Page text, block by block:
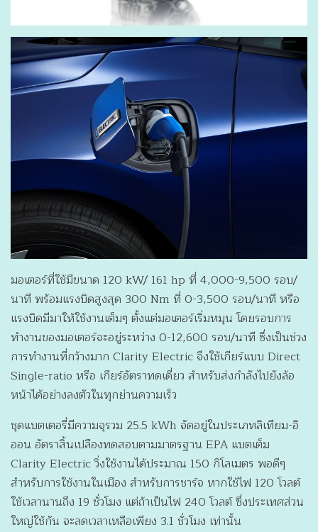
มอเตอร์ที่ใช้มีขนาด 120 kW/ 161 hp ที่ 4,000-9,500 รอบ/
นาที พร้อมแรงบิดสูงสุด 300 Nm ที่ 0-3,500 รอบ/นาที หรือ
แรงบิดมีมาให้ใช้งานเต็มๆ ตั้งแต่มอเตอร์เริ่มหมุน โดยรอบการ
ทำงานของมอเตอร์จะอยู่ระหว่าง 0-12,600 รอบ/นาที ซึ่งเป็นช่วง
การทำงานที่กว้างมาก Clarity Electric จึงใช้เกียร์แบบ Direct
Single-ratio หรือ เกียร์อัตราทดเดี่ยว สำหรับส่งกำลังไปยังล้อ
หน้าได้อย่างลงตัวในทุกย่านความเร็ว
ชุดแบตเตอรี่มีความจุรวม 25.5 kWh จัดอยู่ในประเภทลิเทียม-อิ
ออน อัตราสิ้นเปลืองทดสอบตามมาตรฐาน EPA แบตเต็ม
Clarity Electric วิ่งใช้งานได้ประมาณ 150 กิโลเมตร พอดีๆ
สำหรับการใช้งานในเมือง สำหรับการชาร์จ หากใช้ไฟ 120 โวลต์
ใช้เวลานานถึง 19 ชั่วโมง แต่ถ้าเป็นไฟ 240 โวลต์ ซึ่งประเทศส่วน
ใหญ่ใช้กัน จะลดเวลาเหลือเพียง 3.1 ชั่วโมง เท่านั้น